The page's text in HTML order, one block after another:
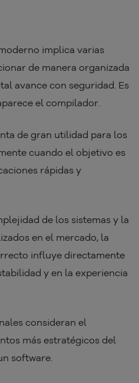
implica varias
de manera organizada
avance con seguridad. Es
el compilador.
de gran utilidad para los
cuando el objetivo es
rápidas y
de los sistemas y la
en el mercado, la
influye directamente
y en la experiencia
consideran el
más estratégicos del
software.